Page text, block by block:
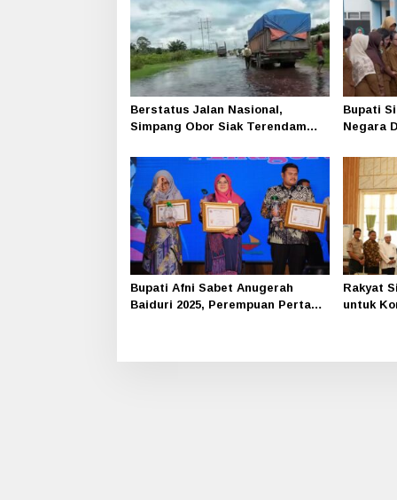
Berstatus Jalan Nasional,
Simpang Obor Siak Terendam
Bupati
Negara
Bupati Afni Sabet Anugerah
Baiduri 2025, Perempuan Pertama
Rakyat
untuk